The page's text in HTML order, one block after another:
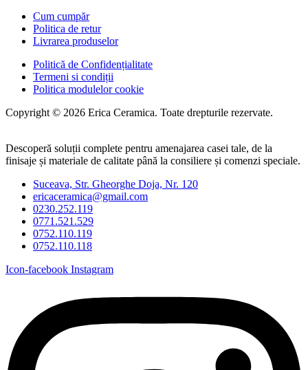
Cum cumpăr
Politica de retur
Livrarea produselor
Politică de Confidențialitate
Termeni si condiții
Politica modulelor cookie
Copyright © 2026 Erica Ceramica. Toate drepturile rezervate.
Descoperă soluții complete pentru amenajarea casei tale, de la
finisaje și materiale de calitate până la consiliere și comenzi speciale.
Suceava, Str. Gheorghe Doja, Nr. 120
ericaceramica@gmail.com
0230.252.119
0771.521.529
0752.110.119
0752.110.118
Icon-facebook Instagram